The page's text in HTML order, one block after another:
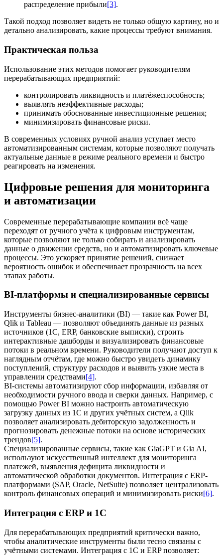
распределение прибыли[3].
Такой подход позволяет видеть не только общую картину, но и
детально анализировать, какие процессы требуют внимания.
Практическая польза
Использование этих методов помогает руководителям
перерабатывающих предприятий:
контролировать ликвидность и платёжеспособность;
выявлять неэффективные расходы;
принимать обоснованные инвестиционные решения;
минимизировать финансовые риски.
В современных условиях ручной анализ уступает место
автоматизированным системам, которые позволяют получать
актуальные данные в режиме реального времени и быстро
реагировать на изменения.
Цифровые решения для мониторинга
и автоматизации
Современные перерабатывающие компании всё чаще
переходят от ручного учёта к цифровым инструментам,
которые позволяют не только собирать и анализировать
данные о движении средств, но и автоматизировать ключевые
процессы. Это ускоряет принятие решений, снижает
вероятность ошибок и обеспечивает прозрачность на всех
этапах работы.
BI-платформы и специализированные сервисы
Инструменты бизнес-аналитики (BI) — такие как Power BI,
Qlik и Tableau — позволяют объединять данные из разных
источников (1С, ERP, банковские выписки), строить
интерактивные дашборды и визуализировать финансовые
потоки в реальном времени. Руководители получают доступ к
наглядным отчётам, где можно быстро увидеть динамику
поступлений, структуру расходов и выявить узкие места в
управлении средствами[4].
BI-системы автоматизируют сбор информации, избавляя от
необходимости ручного ввода и сверки данных. Например, с
помощью Power BI можно настроить автоматическую
загрузку данных из 1С и других учётных систем, а Qlik
позволяет анализировать дебиторскую задолженность и
прогнозировать денежные потоки на основе исторических
трендов[5].
Специализированные сервисы, такие как GiaGPT и Gia AI,
используют искусственный интеллект для мониторинга
платежей, выявления дефицита ликвидности и
автоматической обработки документов. Интеграция с ERP-
платформами (SAP, Oracle, NetSuite) позволяет централизовать
контроль финансовых операций и минимизировать риски[6].
Интеграция с ERP и 1С
Для перерабатывающих предприятий критически важно,
чтобы аналитические инструменты были тесно связаны с
учётными системами. Интеграция с 1С и ERP позволяет: